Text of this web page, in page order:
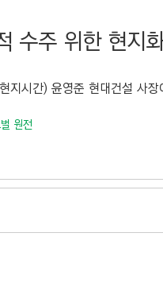
수주 위한 현지
시간) 윤영준 현대건설 사
원전